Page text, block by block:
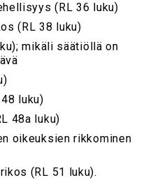
(RL 36 luku)
(RL 38 luku)
mikäli säätiöllä on
luku)
48a luku)
oikeuksien rikkominen
(RL 51 luku).